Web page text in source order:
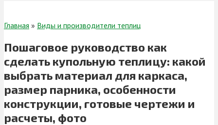
Главная » Виды и производители теплиц
Пошаговое руководство как
сделать купольную теплицу: какой
выбрать материал для каркаса,
размер парника, особенности
конструкции, готовые чертежи и
расчеты, фото